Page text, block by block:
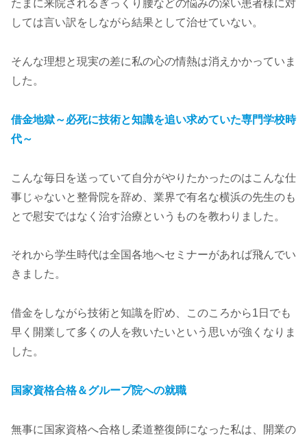
たまに来院されるぎっくり腰などの悩みの深い患者様に対
しては言い訳をしながら結果として治せていない。
そんな理想と現実の差に私の心の情熱は消えかかっていま
した。
借金地獄～必死に技術と知識を追い求めていた専門学校時
代～
こんな毎日を送っていて自分がやりたかったのはこんな仕
事じゃないと整骨院を辞め、業界で有名な横浜の先生のも
とで慰安ではなく治す治療というものを教わりました。
それから学生時代は全国各地へセミナーがあれば飛んでい
きました。
借金をしながら技術と知識を貯め、このころから1日でも
早く開業して多くの人を救いたいという思いが強くなりま
した。
国家資格合格＆グループ院への就職
無事に国家資格へ合格し柔道整復師になった私は、開業の